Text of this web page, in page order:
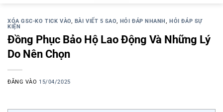
XÓA GSC-KO TICK VÀO, BÀI VIẾT 5 SAO, HỎI ĐÁP NHANH, HỎI ĐÁP SỰ
KIỆN
Đồng Phục Bảo Hộ Lao Động Và Những Lý
Do Nên Chọn
ĐĂNG VÀO 15/04/2025